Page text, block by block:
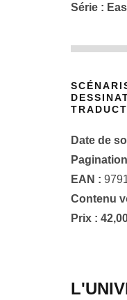
Série :
Date de
EAN :
Contenu
Prix :